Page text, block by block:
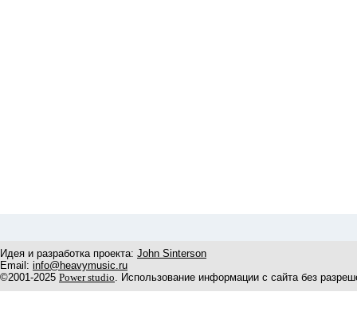
Идея и разработка проекта: John Sinterson
Email: info@heavymusic.ru
©2001-2025 Power studio. Использование информации с сайта без